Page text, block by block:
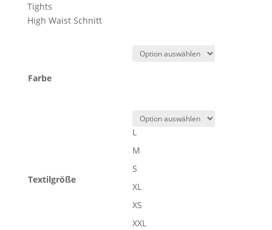
Tights
High Waist Schnitt
Farbe
Textilgröße
L
M
S
XL
XS
XXL